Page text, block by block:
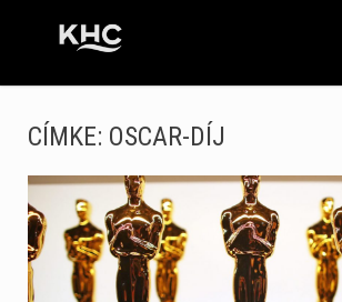
CÍMKE: OSCAR-DÍJ